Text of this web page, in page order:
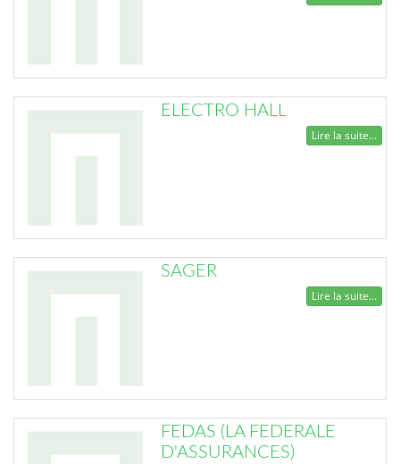
ELECTRO HALL
Lire la suite...
SAGER
Lire la suite...
FEDAS (LA FEDERALE
D'ASSURANCES)